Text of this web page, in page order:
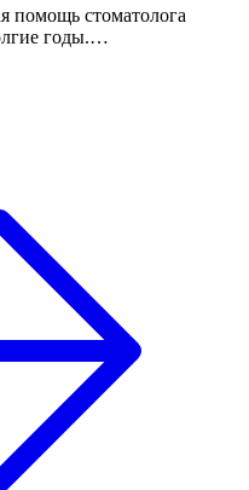
помощь стоматолога
годы.…